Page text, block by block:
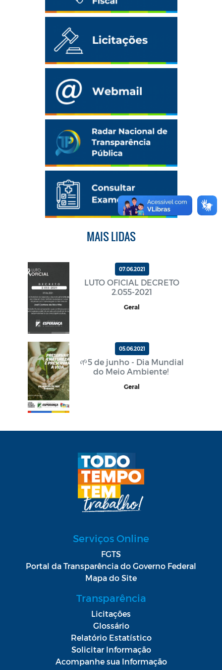
MAIS LIDAS
07.06.2021
LUTO OFICIAL DECRETO
2.055-2021
Geral
05.06.2021
🌱5 de junho - Dia Mundial
do Meio Ambiente!
Geral
Serviços Online
FGTS
Portal da Transparência do Governo Federal
Mapa do Site
Transparência
Licitações
Glossário
Relatório Estatístico
Solicitar Informação
Acompanhe sua Informação